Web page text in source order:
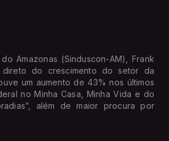
Amazonas (Sinduscon-AM), Frank
do crescimento do setor da
um aumento de 43% nos últimos
no Minha Casa, Minha Vida e do
além de maior procura por